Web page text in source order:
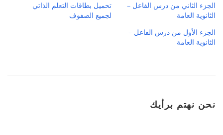
الجزء الثاني من درس الفاعل –
الثانوية العامة
تحميل بطاقات التعلم الذاتي
لجميع الصفوف
الجزء الأول من درس الفاعل –
الثانوية العامة
نحن نهتم برأيك